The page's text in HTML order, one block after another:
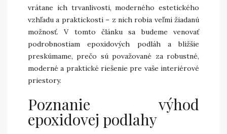
vrátane ich trvanlivosti, moderného estetického
vzhľadu a praktickosti – z nich robia veľmi žiadanú
možnosť. V tomto článku sa budeme venovať
podrobnostiam epoxidových podláh a bližšie
preskúmame, prečo sú považované za robustné,
moderné a praktické riešenie pre vaše interiérové
priestory.
Poznanie výhod
epoxidovej podlahy